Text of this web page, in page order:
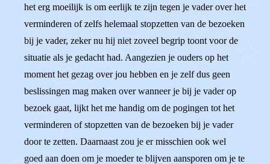
het erg moeilijk is om eerlijk te zijn tegen je vader over het
verminderen of zelfs helemaal stopzetten van de bezoeken
bij je vader, zeker nu hij niet zoveel begrip toont voor de
situatie als je gedacht had. Aangezien je ouders op het
moment het gezag over jou hebben en je zelf dus geen
beslissingen mag maken over wanneer je bij je vader op
bezoek gaat, lijkt het me handig om de pogingen tot het
verminderen of stopzetten van de bezoeken bij je vader
door te zetten. Daarnaast zou je er misschien ook wel
goed aan doen om je moeder te blijven aansporen om je te